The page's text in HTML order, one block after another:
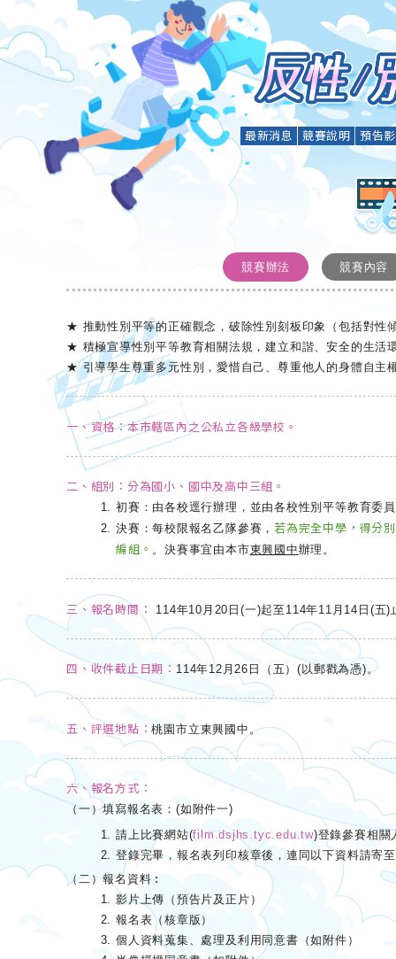
最新消息 競賽說明 預告
競賽辦法 競賽內容
★ 推動性別平等的正確觀念，破除性別刻板印象（包括對性
★ 積極宣導性別平等教育相關法規，建立和諧、安全的生活
★ 引導學生尊重多元性別，愛惜自己、尊重他人的身體自主
一、資格：本市轄區內之公私立各級學校。
二、組別：分為國小、國中及高中三組。
初賽：由各校逕行辦理，並由各校性別平等教育委
決賽：每校限報名乙隊參賽，若為完全中學，得分
編組。 。決賽事宜由本市東興國中辦理。
三、報名時間： 114年10月20日(一)起至114年11月14日(五)
四、收件截止日期： 114年12月26日（五）(以郵戳為憑)。
五、評選地點：桃園市立東興國中。
六、報名方式：
（一）填寫報名表：(如附件一)
請上比賽網站(film.dsjhs.tyc.edu.tw)登錄參賽相關
登錄完畢，報名表列印核章後，連同以下資料請寄
（二）報名資料︰
影片上傳（預告片及正片）
報名表（核章版）
個人資料蒐集、處理及利用同意書（如附件）